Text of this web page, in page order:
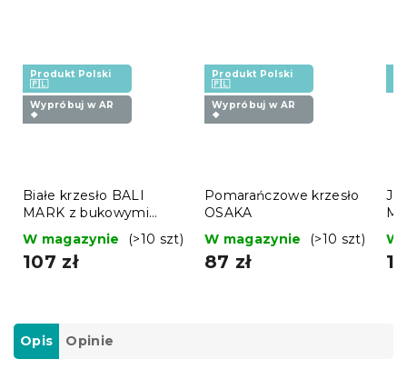
Produkt Polski
🇵🇱
Wypróbuj w AR
❖
Białe krzesło BALI
MARK z bukowymi
W magazynie (>10 szt)
107 zł
Produkt Polski
🇵🇱
Wypróbuj w AR
❖
Pomarańczowe krzesło
OSAKA
W magazynie
(>10 szt)
87 zł
W
Opis Opinie